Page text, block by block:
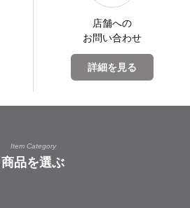
店舗への
お問い合わせ
詳細を見る
Item Category
商品を選ぶ